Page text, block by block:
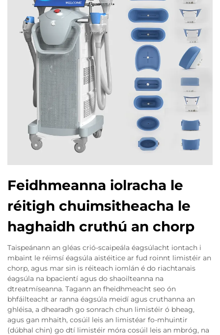
Feidhmeanna iolracha le
réitigh chuimsitheacha le
haghaidh cruthú an chorp
Taispeánann an gléas crió-scaipeála éagsúlacht iontach i
mbaint le réimsí éagsúla aistéitice ar fud roinnt limistéir an
chorp, agus mar sin is réiteach iomlán é do riachtanais
éagsúla na bpacientí agus do shaoilteanna na
dtreatmíseanna. Tagann an fheidhmeacht seo ón
bhfáilteacht ar ranna éagsúla meidí agus cruthanna an
ghléisa, a dhearadh go sonrach chun limistéir ó bheag,
agus gan mhaith, cosúil leis an limistéar fo-mhuintir
(dúbhal chin) go dtí limistéir móra cosúil leis an mbróg, na